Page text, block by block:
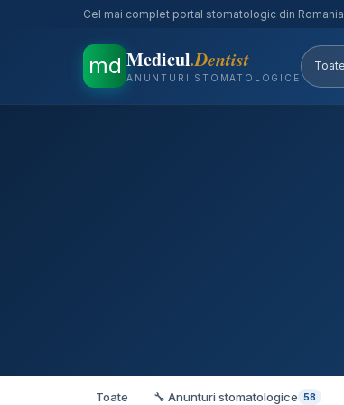
Cel mai complet portal stomatologic din Romania
md Medicul.Dentist
ANUNTURI STOMATOLOGICE
Toate 🔧 Anunturi stomatologice 58